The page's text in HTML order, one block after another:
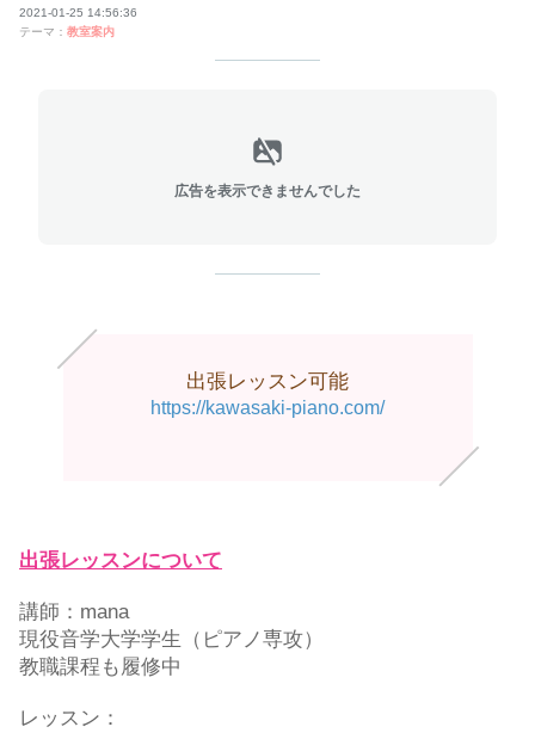
2021-01-25 14:56:36
テーマ： 教室案内
広告を表示できませんでした
出張レッスン可能
https://kawasaki-piano.com/
出張レッスンについて
講師：mana
現役音学大学学生（ピアノ専攻）
教職課程も履修中
レッスン：